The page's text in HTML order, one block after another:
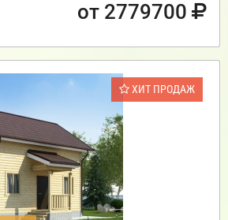
от 2779700
ХИТ ПРОДАЖ